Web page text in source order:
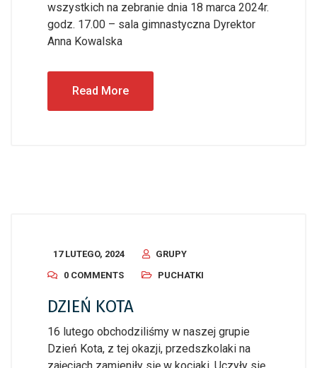
wszystkich na zebranie dnia 18 marca 2024r.
godz. 17.00 – sala gimnastyczna Dyrektor
Anna Kowalska
Read More
17 LUTEGO, 2024
GRUPY
0 COMMENTS
PUCHATKI
DZIEŃ KOTA
16 lutego obchodziliśmy w naszej grupie
Dzień Kota, z tej okazji, przedszkolaki na